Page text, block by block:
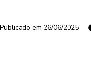
26/06/2025